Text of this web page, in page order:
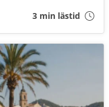
3 min lästid